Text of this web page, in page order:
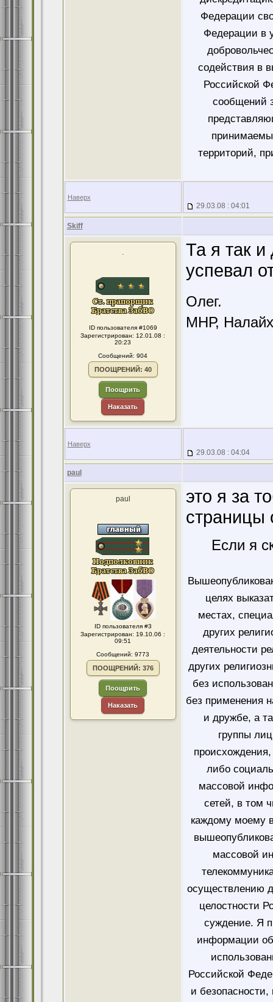
Федерации
Федерации в
содействия в
Российской
сообщений
территорий,
Наверх
29.03.08 : 04:01
Skiff
.
ID пользователя #1069
Зарегистрирован: 12.01.08 :
20:23
Сообщений: 904
ПООЩРЕНИЙ: 40
Поощрить
Наказать
Та я так
успевал
Олег.
МНР,
Наверх
29.03.08 : 04:04
paul
paul
ID пользователя #3
Зарегистрирован: 19.10.06 :
09:51
Сообщений: 9773
ПООЩРЕНИЙ: 376
Поощрить
Наказать
это я за
страницы
Если я
целях
местах,
других
деятельности
других
без
без применения
и дружбе, а
группы
либо
массовой
сетей, в том
каждому моему
массовой
осуществлению
целостности
суждение. Я
информации
Российской
и безопасности,